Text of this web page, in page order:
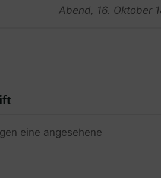
Abend, 16. Oktober
eine angesehene